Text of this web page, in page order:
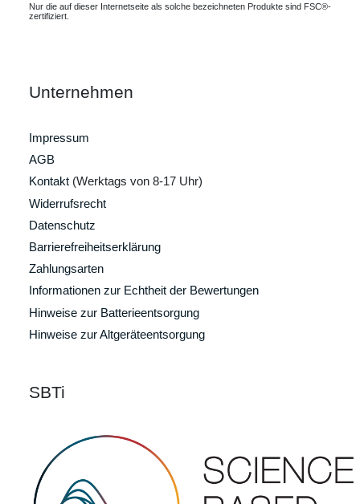
Nur die auf dieser Internetseite als solche bezeichneten Produkte sind FSC®-
zertifiziert.
Unternehmen
Impressum
AGB
Kontakt (Werktags von 8-17 Uhr)
Widerrufsrecht
Datenschutz
Barrierefreiheitserklärung
Zahlungsarten
Informationen zur Echtheit der Bewertungen
Hinweise zur Batterieentsorgung
Hinweise zur Altgeräteentsorgung
SBTi